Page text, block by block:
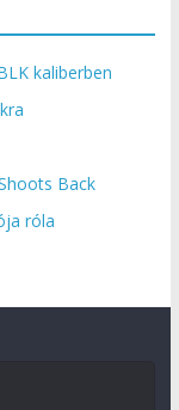
kaliberben
Back
róla